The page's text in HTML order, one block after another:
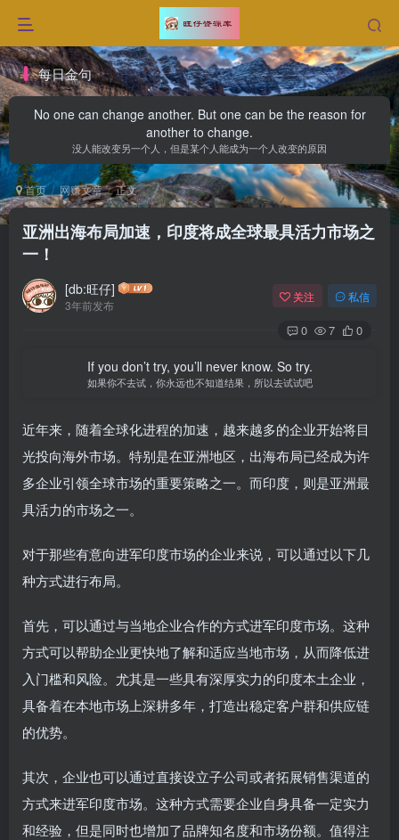
每日金句
No one can change another. But one can be the reason for
another to change.
没人能改变另一个人，但是某个人能成为一个人改变的原因
首页 网赚文章 正文
亚洲出海布局加速，印度将成全球最具活力市场之
一！
[db:旺仔]
3年前发布
关注 私信
0 7 0
If you don’t try, you’ll never know. So try.
如果你不去试，你永远也不知道结果，所以去试试吧
近年来，随着全球化进程的加速，越来越多的企业开始将目
光投向海外市场。特别是在亚洲地区，出海布局已经成为许
多企业引领全球市场的重要策略之一。而印度，则是亚洲最
具活力的市场之一。
对于那些有意向进军印度市场的企业来说，可以通过以下几
种方式进行布局。
首先，可以通过与当地企业合作的方式进军印度市场。这种
方式可以帮助企业更快地了解和适应当地市场，从而降低进
入门槛和风险。尤其是一些具有深厚实力的印度本土企业，
具备着在本地市场上深耕多年，打造出稳定客户群和供应链
的优势。
其次，企业也可以通过直接设立子公司或者拓展销售渠道的
方式来进军印度市场。这种方式需要企业自身具备一定实力
和经验，但是同时也增加了品牌知名度和市场份额。值得注